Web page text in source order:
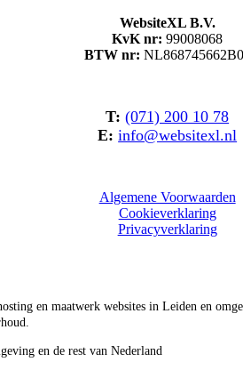
WebsiteXL B.V.
KvK nr: 99008068
BTW nr:
T:(071) 200 10 78
E:info@websitexl.nl
Algemene Voorwaarden
Cookieverklaring
Privacyverklaring
en maatwerk websites in Leiden en
en de rest van Nederland